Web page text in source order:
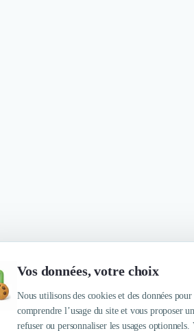
Vos données, votre choix
Nous utilisons des cookies et des données
comprendre l’usage du site et vous proposer
refuser ou personnaliser les usages